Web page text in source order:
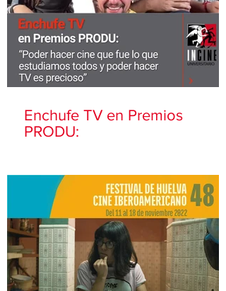
Enchufe TV en Premios
PRODU: